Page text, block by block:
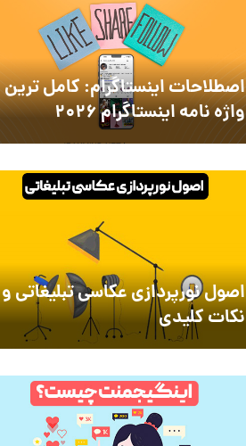
اصطلاحات اینستاگرام: کامل ترین
واژه نامه اینستاگرام 2026
اصول نورپردازی عکاسی تبلیغاتی و
نکات کلیدی